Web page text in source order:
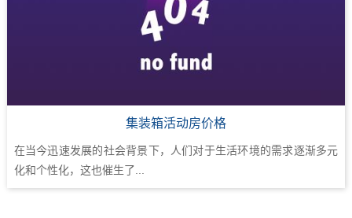
集装箱活动房价格
在当今迅速发展的社会背景下，人们对于生活环境的需求逐渐多元
化和个性化，这也催生了...